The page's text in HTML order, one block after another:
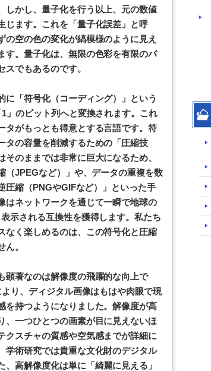
しかし、量子化を行う以上、元の数値
じます。これを「量子化誤差」と呼
空の色の変化が縞模様のように見え
す。量子化は、無限の色彩を有限のバ
でもあるのです。
「符号化（コーディング）」という
」のビット列へと変換されます。これ
タがもっとも得意とする言語です。符
タの容量を削減するための「圧縮技
のままでは非常に巨大になるため、
（JPEGなど）」や、データの重複を数
圧縮（PNGやGIFなど）」といった手
はネットワークを通じて一瞬で地球の
示される互換性を獲得します。私たち
なく楽しめるのは、この符号化と圧縮
。
顕著なのは解像度の飛躍的な向上で
り、ディジタル画像はもはや肉眼で現
を持つようになりました。解像度が高
、一つひとつの画素が目に見えないほ
クスチャの質感や空気感までが詳細に
学術研究では貴重な文化財のデジタル
高解像度化は単に「綺麗に見える」